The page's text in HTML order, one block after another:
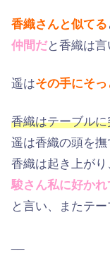
香織さんと似てる
仲間だと香織は言
遥はその手にそっ
香織はテーブル
遥は香織の頭を撫
香織は起き上がり
駿さん私に好か
と言い、またテー